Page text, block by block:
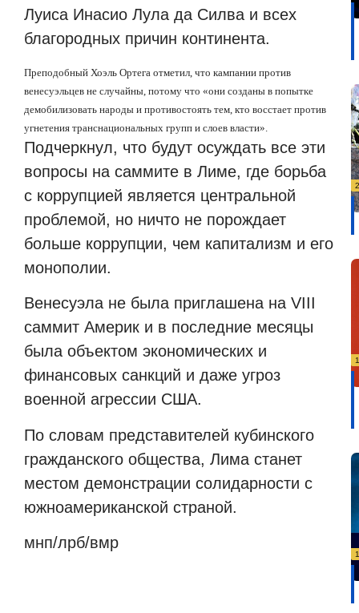
Луиса Инасио Лула да Силва и всех
благородных причин континента.
Преподобный Хоэль Ортега отметил, что кампании против
венесуэльцев не случайны, потому что «они созданы в попытке
демобилизовать народы и противостоять тем, кто восстает против
угнетения транснациональных групп и слоев власти».
Подчеркнул, что будут осуждать все эти
вопросы на саммите в Лиме, где борьба
с коррупцией является центральной
проблемой, но ничто не порождает
больше коррупции, чем капитализм и его
монополии.
Венесуэла не была приглашена на VIII
саммит Америк и в последние месяцы
была объектом экономических и
финансовых санкций и даже угроз
военной агрессии США.
По словам представителей кубинского
гражданского общества, Лима станет
местом демонстрации солидарности с
южноамериканской страной.
мнп/лрб/вмр